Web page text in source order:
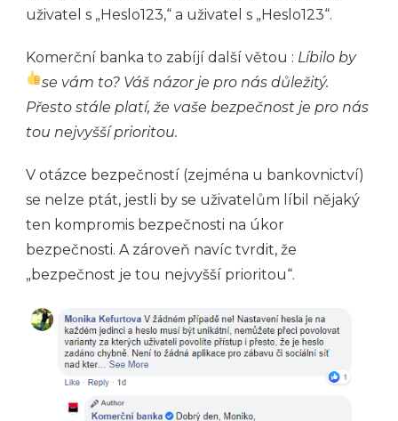
uživatel s „Heslo123,“ a uživatel s „Heslo123“.
Komerční banka to zabíjí další větou : Líbilo by
se vám to? Váš názor je pro nás důležitý.
Přesto stále platí, že vaše bezpečnost je pro nás
tou nejvyšší prioritou.
V otázce bezpečností (zejména u bankovnictví)
se nelze ptát, jestli by se uživatelům líbil nějaký
ten kompromis bezpečnosti na úkor
bezpečnosti. A zároveň navíc tvrdit, že
„bezpečnost je tou nejvyšší prioritou“.